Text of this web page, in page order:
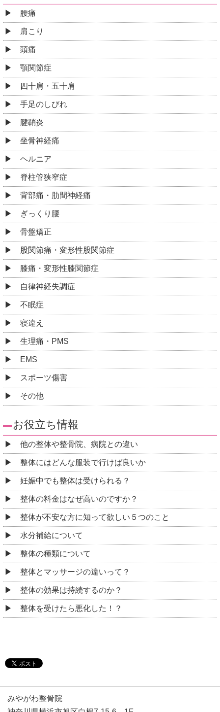
腰痛
肩こり
頭痛
顎関節症
四十肩・五十肩
手足のしびれ
腱鞘炎
坐骨神経痛
ヘルニア
脊柱管狭窄症
背部痛・肋間神経痛
ぎっくり腰
骨盤矯正
股関節痛・変形性股関節症
膝痛・変形性膝関節症
自律神経失調症
不眠症
寝違え
生理痛・PMS
EMS
スポーツ傷害
その他
お役立ち情報
他の整体や整骨院、病院との違い
整体にはどんな服装で行けば良いか
妊娠中でも整体は受けられる？
整体の料金はなぜ高いのですか？
整体が不安な方に知って欲しい５つのこと
水分補給について
整体の種類について
整体とマッサージの違いって？
整体の効果は持続するのか？
整体を受けたら悪化した！？
みやがわ整骨院